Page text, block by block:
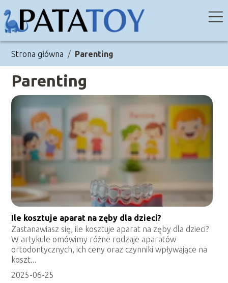
Strona główna / Parenting
Parenting
Ile kosztuje aparat na zęby dla dzieci?
Zastanawiasz się, ile kosztuje aparat na zęby dla dzieci?
W artykule omówimy różne rodzaje aparatów
ortodontycznych, ich ceny oraz czynniki wpływające na
koszt...
2025-06-25